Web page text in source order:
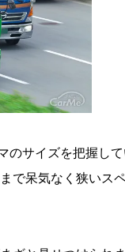
のサイズを把握し
で呆気なく狭いス